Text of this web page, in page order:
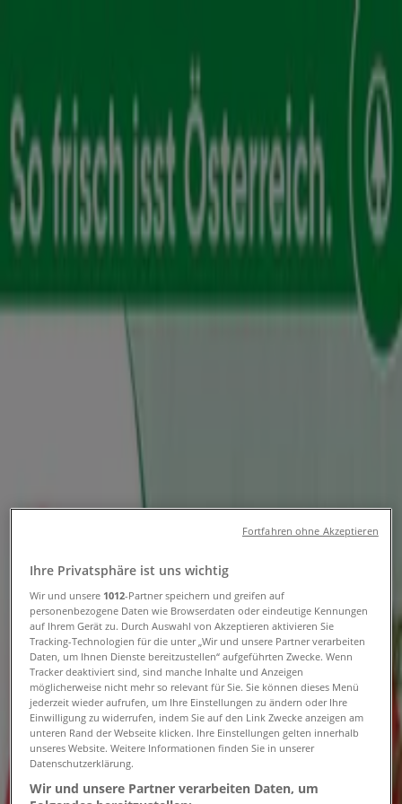
Sie sind hier:
Baden
Schnäppchen Supermärkte
Baumärkte &
GartencenterMöbel & Wohnen
Mode &
Schuhe
Elektronik SportAuto, Motorrad &
ZubehörDrogerien & ParfümerienBücher &
Spar Filiale | Vöslauer Straße 34,
Baden - Öffnungszeiten,
Telefonnummern und Angebote
Tiendeo in Baden
Angebote für Supermärkte in Baden
Spar | Vöslauer Straße 34
Angebote für Spar in Baden
Spar
Flugblatt KW 31
Ihre Privatsphäre ist uns wichtig
Wir und unsere 1012-Partner speichern und greifen auf
personenbezogene Daten wie Browserdaten oder eindeutige Kennungen
auf Ihrem Gerät zu. Durch Auswahl von Akzeptieren aktivieren Sie
Tracking-Technologien für die unter „Wir und unsere Partner verarbeiten
Daten, um Ihnen Dienste bereitzustellen“ aufgeführten Zwecke. Wenn
Tracker deaktiviert sind, sind manche Inhalte und Anzeigen
möglicherweise nicht mehr so relevant für Sie. Sie können dieses Menü
jederzeit wieder aufrufen, um Ihre Einstellungen zu ändern oder Ihre
Einwilligung zu widerrufen, indem Sie auf den Link Zwecke anzeigen am
unteren Rand der Webseite klicken. Ihre Einstellungen gelten innerhalb
unseres Website. Weitere Informationen finden Sie in unserer
Datenschutzerklärung.
Wir und unsere Partner verarbeiten Daten, um
Fortfahren ohne Akzeptieren